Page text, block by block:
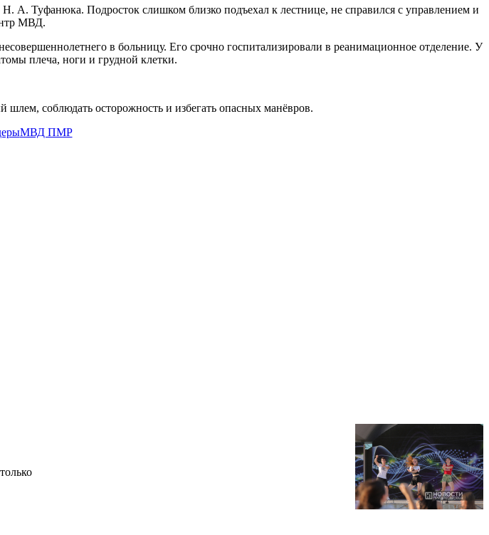
А. Туфанюка. Подросток слишком близко подъехал к лестнице, не справился с управлением и
МВД.
в больницу. Его срочно госпитализировали в реанимационное отделение. У
плеча, ноги и грудной клетки.
шлем, соблюдать осторожность и избегать опасных манёвров.
МВД ПМР